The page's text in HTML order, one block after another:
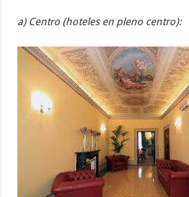
a) Centro (hoteles en pleno centro):